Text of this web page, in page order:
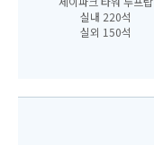
실내 220석
실외 150석